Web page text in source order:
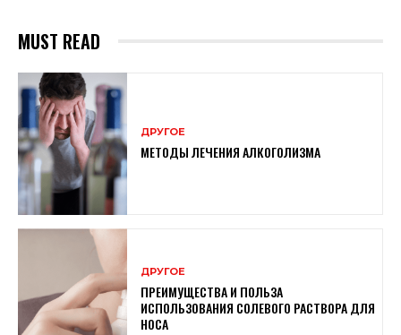
MUST READ
ДРУГОЕ
МЕТОДЫ ЛЕЧЕНИЯ АЛКОГОЛИЗМА
ДРУГОЕ
ПРЕИМУЩЕСТВА И ПОЛЬЗА
ИСПОЛЬЗОВАНИЯ СОЛЕВОГО РАСТВОРА ДЛЯ
НОСА